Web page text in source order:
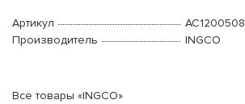
Артикул
AC1200508
Производитель
INGCO
Все товары «INGCO»